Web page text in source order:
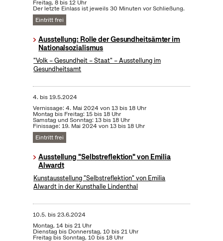
Freitag, 8 bis 12 Uhr
Der letzte Einlass ist jeweils 30 Minuten vor Schließung.
Eintritt frei
Ausstellung: Rolle der Gesundheitsämter im
Nationalsozialismus
"Volk – Gesundheit – Staat" – Ausstellung im
Gesundheitsamt
4. bis19.5.2024
Vernissage: 4. Mai 2024 von 13 bis 18 Uhr
Montag bis Freitag: 15 bis 18 Uhr
Samstag und Sonntag: 13 bis 18 Uhr
Finissage: 19. Mai 2024 von 13 bis 18 Uhr
Eintritt frei
Ausstellung "Selbstreflektion" von Emilia
Alwardt
Kunstausstellung "Selbstreflektion" von Emilia
Alwardt in der Kunsthalle Lindenthal
10.5. bis23.6.2024
Montag, 14 bis 21 Uhr
Dienstag bis Donnerstag, 10 bis 21 Uhr
Freitag bis Sonntag, 10 bis 18 Uhr